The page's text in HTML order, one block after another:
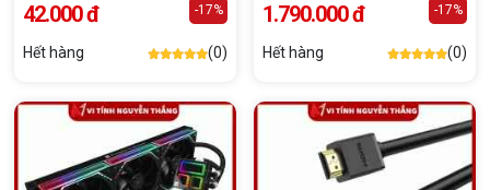
42.000 đ -17%
Hết hàng (0)
1.790.000 đ -17%
Hết hàng (0)